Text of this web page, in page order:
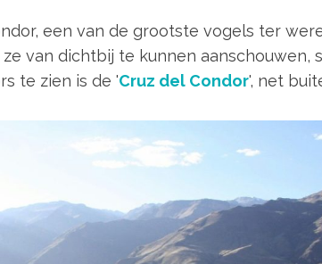
een van de grootste vogels ter
van dichtbij te kunnen aanschouwen,
te zien is de 'Cruz del Condor', net